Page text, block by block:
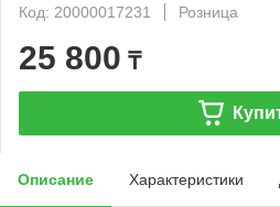
Код: 20000017231
Розница
25 800 ₸
Описание Характеристики